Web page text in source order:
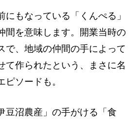
にもなっている「くんぺる」
間を意味します。開業当時の
で、地域の仲間の手によって
て作られたという、まさに名
ソードも。
豆沼農産」の手がける「食